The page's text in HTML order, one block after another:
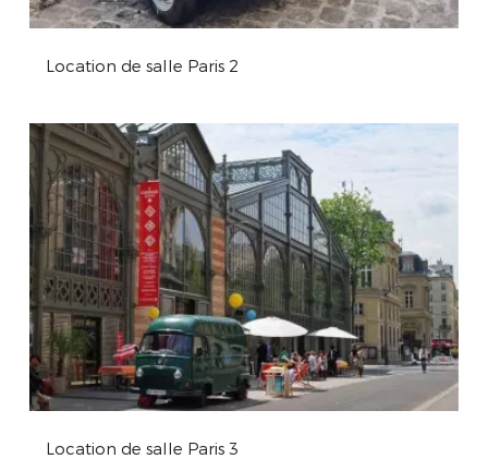
Location de salle Paris 2
Location de salle Paris 3